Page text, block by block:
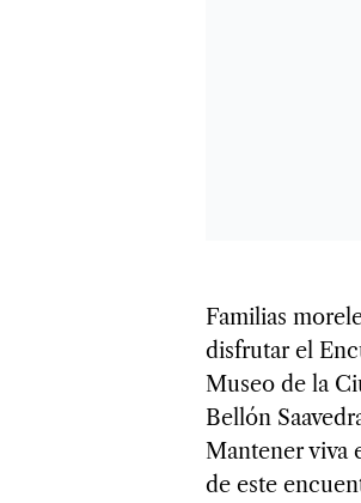
Familias
disfrutar el
Museo de la
Bellón
Mantener viva
de este